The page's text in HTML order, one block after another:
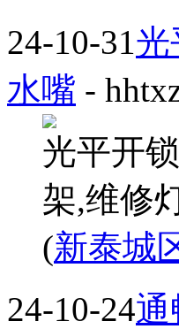
24-10-31光
水嘴 -
光平开
架,维修
(新泰城
24-10-24通